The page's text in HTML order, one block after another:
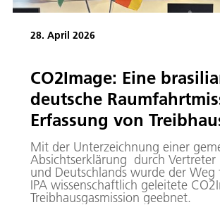
28. April 2026
CO2Image: Eine
deutsche
Erfassung von
Mit der Unterzeichnung einer
Absichtserklärung durch Vertreter
und Deutschlands wurde der Weg
IPA wissenschaftlich geleitete
Treibhausgasmission geebnet.